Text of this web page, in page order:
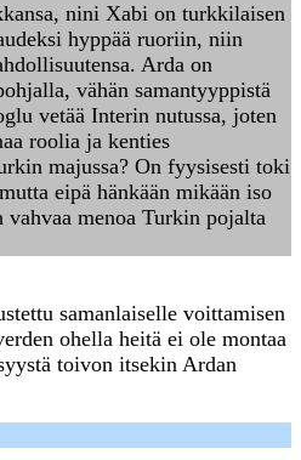
nini Xabi on turkkilaisen
hyppää ruoriin, niin
Arda on
vähän samantyyppistä
vetää Interin nutussa, joten
roolia ja kenties
majussa? On fyysisesti toki
eipä hänkään mikään iso
vahvaa menoa Turkin pojalta
samanlaiselle voittamisen
ohella heitä ei ole montaa
toivon itsekin Ardan